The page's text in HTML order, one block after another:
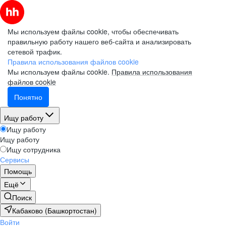
Мы используем файлы cookie, чтобы обеспечивать
правильную работу нашего веб-сайта и анализировать
сетевой трафик.
Правила использования файлов cookie
Мы используем файлы cookie. Правила использования
файлов cookie
Понятно
Ищу работу
Ищу работу
Ищу работу
Ищу сотрудника
Сервисы
Помощь
Ещё
Поиск
Кабаково (Башкортостан)
Войти